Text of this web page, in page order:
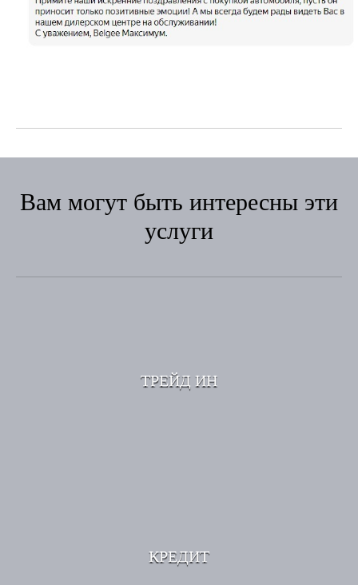
Вам могут быть интересны эти
услуги
ТРЕЙД ИН
КРЕДИТ